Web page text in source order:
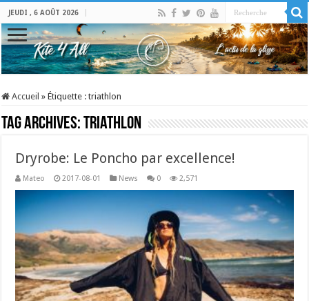
JEUDI , 6 AOÛT 2026
Accueil » Étiquette :triathlon
Tag Archives:triathlon
Dryrobe: Le Poncho par excellence!
Mateo 2017-08-01 News 0 2,571